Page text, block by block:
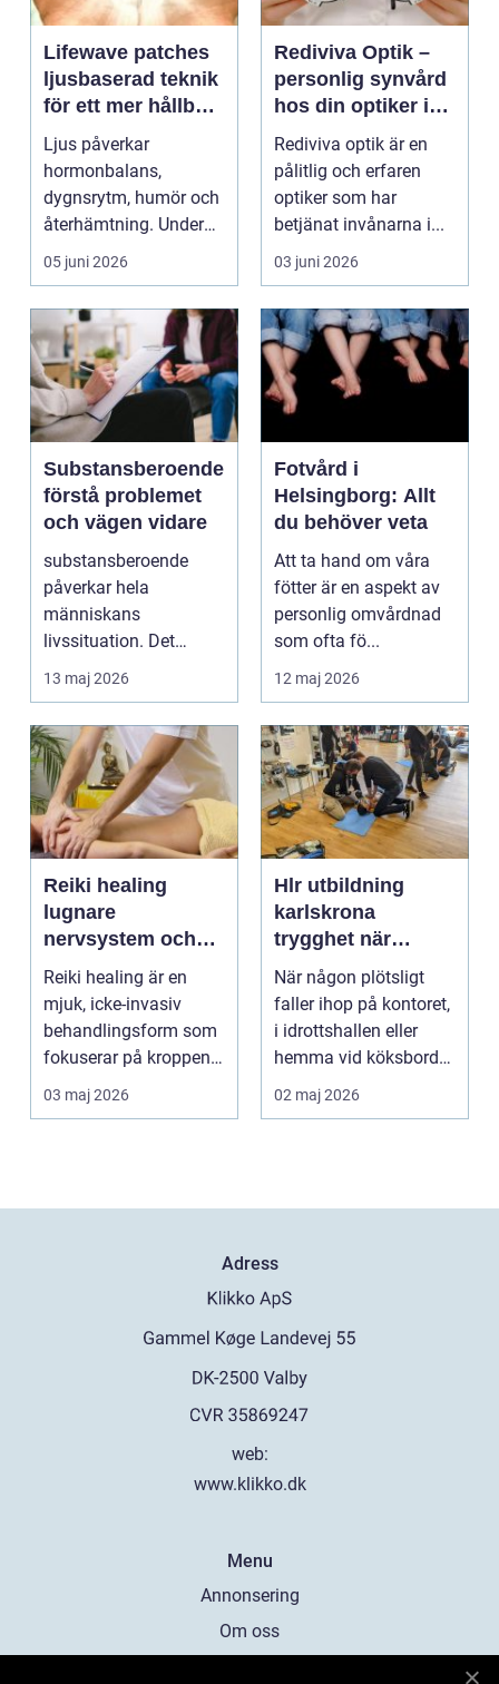
Lifewave patches
ljusbaserad teknik
för ett mer hållbart
välbefinnande
Ljus påverkar
hormonbalans,
dygnsrytm, humör och
återhämtning. Under
senare år har en ny typ
av prod...
05 juni 2026
Rediviva Optik –
personlig synvård
hos din optiker i
Uppsala
Rediviva optik är en
pålitlig och erfaren
optiker som har
betjänat invånarna i...
03 juni 2026
Substansberoende
förstå problemet
och vägen vidare
substansberoende
påverkar hela
människans
livssituation. Det
handlar sällan bara
om alkohol, narkoti...
13 maj 2026
Fotvård i
Helsingborg: Allt
du behöver veta
Att ta hand om våra
fötter är en aspekt av
personlig omvårdnad
som ofta fö...
12 maj 2026
Reiki healing
lugnare
nervsystem och
djupare
återhämtning
Reiki healing är en
mjuk, icke-invasiv
behandlingsform som
fokuserar på kroppens
egen förmåga att lä...
03 maj 2026
Hlr utbildning
karlskrona
trygghet när
sekunderna
räknas
När någon plötsligt
faller ihop på kontoret,
i idrottshallen eller
hemma vid köksbordet
finns det ba...
02 maj 2026
Adress
web:
www.klikko.dk
Menu
Annonsering
Om oss